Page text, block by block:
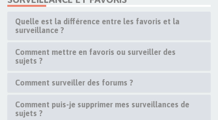
Quelle est la différence entre les favoris et la
surveillance ?
Comment mettre en favoris ou surveiller des
sujets ?
Comment surveiller des forums ?
Comment puis-je supprimer mes surveillances de
sujets ?